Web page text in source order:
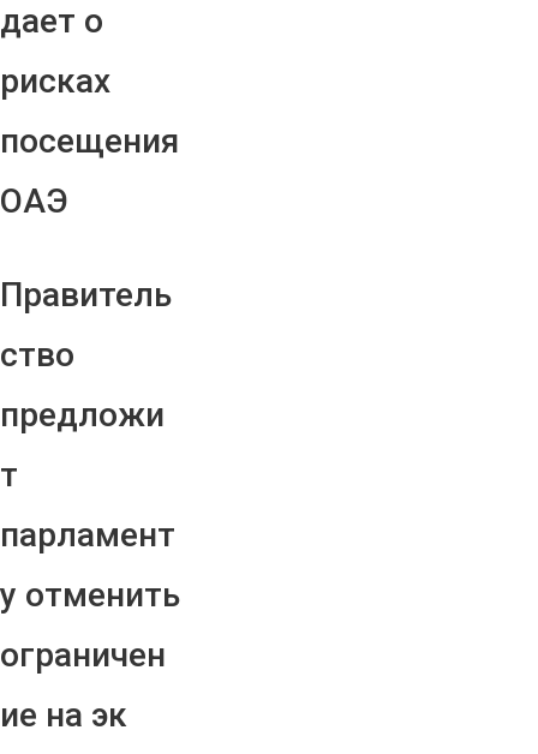
дает о
рисках
посещения
ОАЭ
Правитель
ство
предложи
т
парламент
у отменить
ограничен
ие на эк